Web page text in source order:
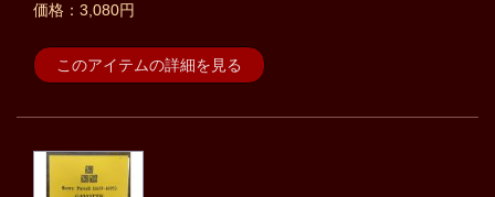
価格：3,080円
このアイテムの詳細を見る